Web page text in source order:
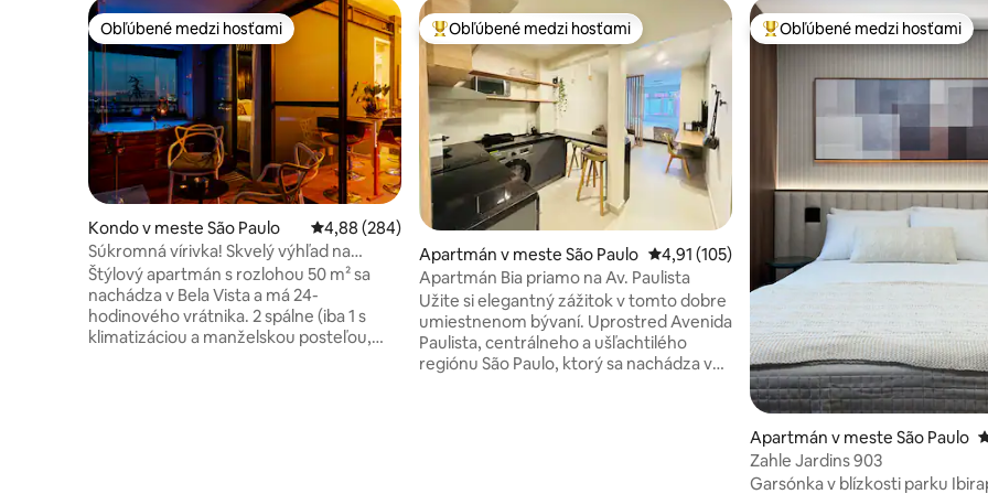
Obľúbené medzi hosťami
Obľúbené medzi hosťami
Kondo v meste São Paulo Priemerné ohodnotenie 4,88 z 5, počet hodnotení: 284
4,88 (284)
Súkromná vírivka! Skvelý výhľad na
mesto! Menvik Homes
Štýlový apartmán s rozlohou 50 m² sa
nachádza v Bela Vista a má 24-
hodinového vrátnika. 2 spálne (iba 1 s
klimatizáciou a manželskou posteľou,
Najobľúbenejšie medzi hosťami
Obľúbené medzi hosťami
Apartmán v meste São Paulo Priemerné ohodnotenie 4,91 z 5, počet
4,91 (105)
Apartmán Bia priamo na Av. Paulista
Užite si elegantný zážitok v tomto dobre
umiestnenom bývaní. Uprostred Avenida
Paulista, centrálneho a ušľachtilého
regiónu São Paulo, ktorý sa nachádza v
Najobľúbenejšie medzi hosťami
Obľúbené medzi hosťami
Apartmán v meste São Paulo
Zahle Jardins 903
Garsónka v blízkosti parku